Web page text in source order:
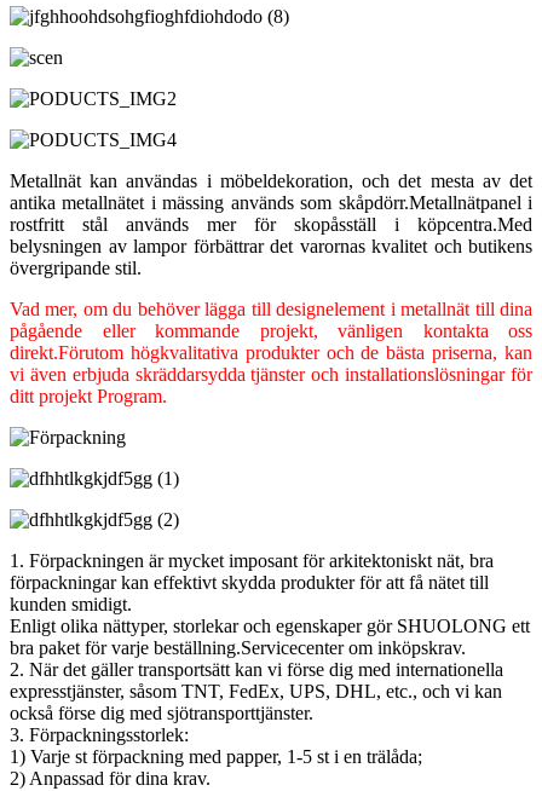
Metallnät kan användas i möbeldekoration, och det mesta av det
antika metallnätet i mässing används som skåpdörr.Metallnätpanel i
rostfritt stål används mer för skopåsställ i köpcentra.Med
belysningen av lampor förbättrar det varornas kvalitet och butikens
övergripande stil.
Vad mer, om du behöver lägga till designelement i metallnät till dina
pågående eller kommande projekt, vänligen kontakta oss
direkt.Förutom högkvalitativa produkter och de bästa priserna, kan
vi även erbjuda skräddarsydda tjänster och installationslösningar för
ditt projekt Program.
1. Förpackningen är mycket imposant för arkitektoniskt nät, bra
förpackningar kan effektivt skydda produkter för att få nätet till
kunden smidigt.
Enligt olika nättyper, storlekar och egenskaper gör SHUOLONG ett
bra paket för varje beställning.Servicecenter om inköpskrav.
2. När det gäller transportsätt kan vi förse dig med internationella
expresstjänster, såsom TNT, FedEx, UPS, DHL, etc., och vi kan
också förse dig med sjötransporttjänster.
3. Förpackningsstorlek:
1) Varje st förpackning med papper, 1-5 st i en trälåda;
2) Anpassad för dina krav.